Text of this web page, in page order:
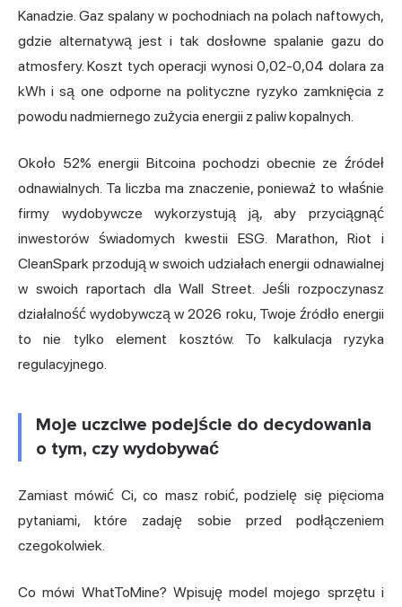
Kanadzie. Gaz spalany w pochodniach na polach naftowych,
gdzie alternatywą jest i tak dosłowne spalanie gazu do
atmosfery. Koszt tych operacji wynosi 0,02-0,04 dolara za
kWh i są one odporne na polityczne ryzyko zamknięcia z
powodu nadmiernego zużycia energii z paliw kopalnych.
Około 52% energii Bitcoina pochodzi obecnie ze źródeł
odnawialnych. Ta liczba ma znaczenie, ponieważ to właśnie
firmy wydobywcze wykorzystują ją, aby przyciągnąć
inwestorów świadomych kwestii ESG. Marathon, Riot i
CleanSpark przodują w swoich udziałach energii odnawialnej
w swoich raportach dla Wall Street. Jeśli rozpoczynasz
działalność wydobywczą w 2026 roku, Twoje źródło energii
to nie tylko element kosztów. To kalkulacja ryzyka
regulacyjnego.
Moje uczciwe podejście do decydowania
o tym, czy wydobywać
Zamiast mówić Ci, co masz robić, podzielę się pięcioma
pytaniami, które zadaję sobie przed podłączeniem
czegokolwiek.
Co mówi WhatToMine? Wpisuję model mojego sprzętu i